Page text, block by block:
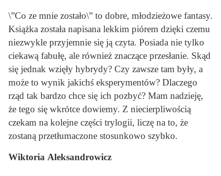
\”Co ze mnie zostało\” to dobre, młodzieżowe fantasy.
Książka została napisana lekkim piórem dzięki czemu
niezwykle przyjemnie się ją czyta. Posiada nie tylko
ciekawą fabułę, ale również znaczące przesłanie. Skąd
się jednak wzięły hybrydy? Czy zawsze tam były, a
może to wynik jakichś eksperymentów? Dlaczego
rząd tak bardzo chce się ich pozbyć? Mam nadzieję,
że tego się wkrótce dowiemy. Z niecierpliwością
czekam na kolejne części trylogii, liczę na to, że
zostaną przetłumaczone stosunkowo szybko.
Wiktoria Aleksandrowicz